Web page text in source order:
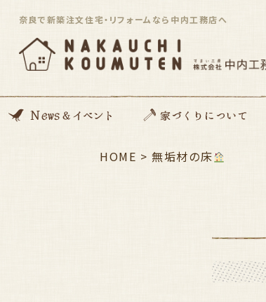
奈良で新築注文住宅・リフォームなら中内工務店へ
住んでる住まい見学会 家づくりの想い
動画コンテンツ
私たちがつくる家
家づくりの流れ
ZEH住宅
SDGsへの取り組み
資金のこと
安心サポート
HOME >無垢材の床